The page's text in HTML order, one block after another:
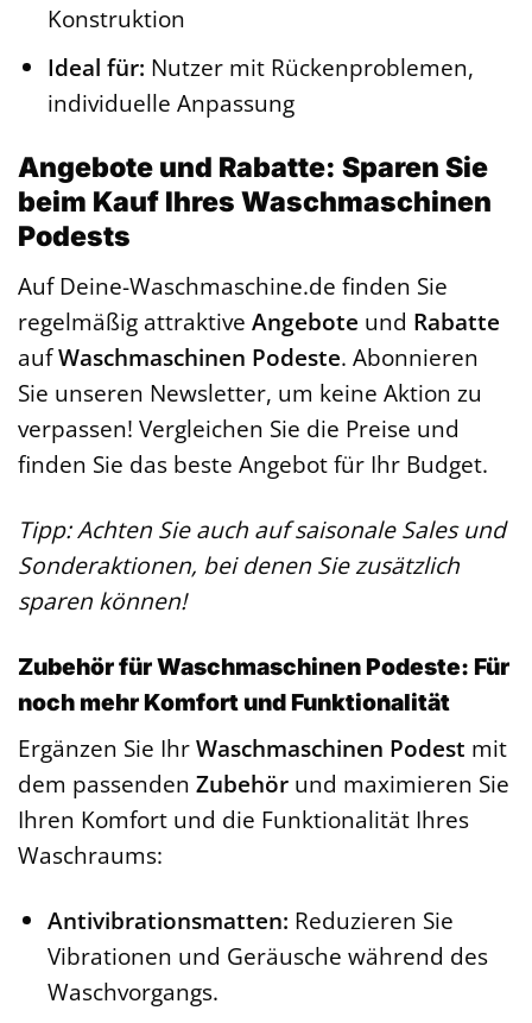
Konstruktion
Ideal für: Nutzer mit Rückenproblemen,
individuelle Anpassung
Angebote und Rabatte: Sparen Sie
beim Kauf Ihres Waschmaschinen
Podests
Auf Deine-Waschmaschine.de finden Sie
regelmäßig attraktive Angebote und Rabatte
aufWaschmaschinen Podeste. Abonnieren
Sie unseren Newsletter, um keine Aktion zu
verpassen! Vergleichen Sie die Preise und
finden Sie das beste Angebot für Ihr Budget.
Tipp: Achten Sie auch auf saisonale Sales und
Sonderaktionen, bei denen Sie zusätzlich
sparen können!
Zubehör für Waschmaschinen Podeste: Für
noch mehr Komfort und Funktionalität
Ergänzen Sie IhrWaschmaschinen Podest mit
dem passenden Zubehör und maximieren Sie
Ihren Komfort und die Funktionalität Ihres
Waschraums:
Antivibrationsmatten: Reduzieren Sie
Vibrationen und Geräusche während des
Waschvorgangs.